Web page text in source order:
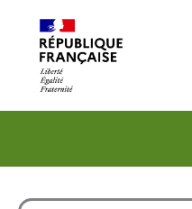
contenu